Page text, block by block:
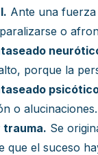
Ante una
o
porque la
o alucinaciones.
trauma. Se
que el suceso